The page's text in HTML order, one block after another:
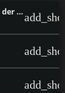
01. Steig in das Traumboot der Liebe